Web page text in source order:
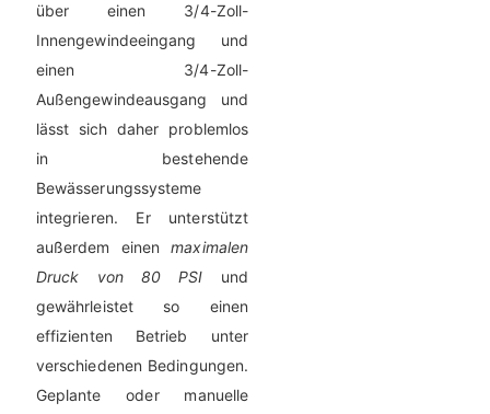
über einen 3/4-Zoll-
Innengewindeeingang und
einen 3/4-Zoll-
Außengewindeausgang und
lässt sich daher problemlos
in bestehende
Bewässerungssysteme
integrieren. Er unterstützt
außerdem einenmaximalen
Druck von 80 PSI und
gewährleistet so einen
effizienten Betrieb unter
verschiedenen Bedingungen.
Geplante oder manuelle